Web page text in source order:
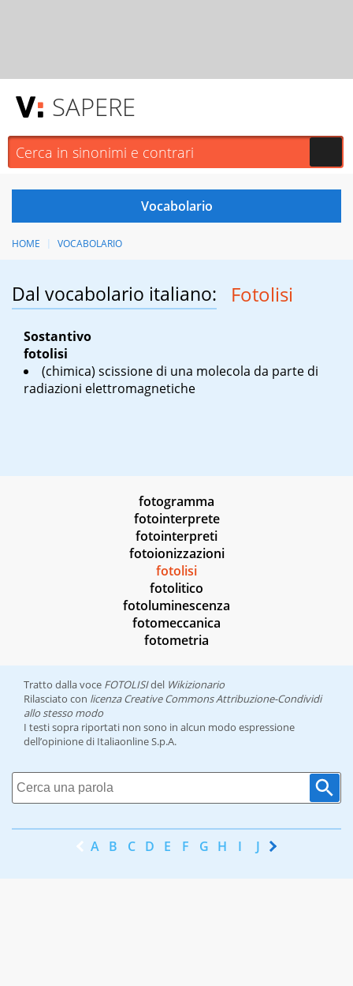
SAPERE
HOME VOCABOLARIO
Dal vocabolario italiano: Fotolisi
Sostantivo
fotolisi
(chimica) scissione di una molecola da parte di
radiazioni elettromagnetiche
fotogramma
fotointerprete
fotointerpreti
fotoionizzazioni
fotolisi
fotolitico
fotoluminescenza
fotomeccanica
fotometria
Tratto dalla voce FOTOLISIdel Wikizionario
Rilasciato con licenza Creative Commons Attribuzione-Condividi
allo stesso modo
I testi sopra riportati non sono in alcun modo espressione
dell’opinione di Italiaonline S.p.A.
A B C D E F G H I J K